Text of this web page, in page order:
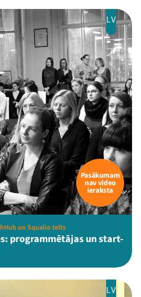
Jaunumi
Ziedo
Veikals
Kontakti
Youtube
X Instagram
Flick TikTok
LV
Pasākumam
nav video
ieraksta
un Squalio telts
programmētājas un start-
LV